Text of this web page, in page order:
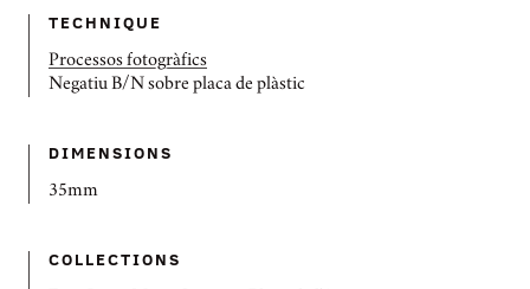
TECHNIQUE
Processos fotogràfics
Negatiu B/N sobre placa de plàstic
DIMENSIONS
35mm
COLLECTIONS